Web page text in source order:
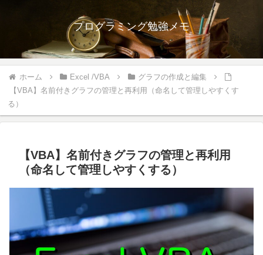
プログラミング勉強メモ
ホーム Excel /VBA
グラフの作成と編集
【VBA】名前付きグラフの管理と再利用（命名して管理しやすくす
る）
【VBA】名前付きグラフの管理と再利用
（命名して管理しやすくする）